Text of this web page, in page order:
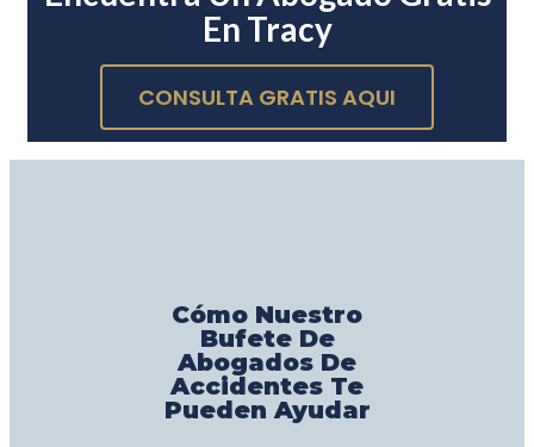
En Tracy
CONSULTA GRATIS AQUI
Cómo Nuestro
Bufete De
Abogados De
Accidentes Te
Pueden Ayudar